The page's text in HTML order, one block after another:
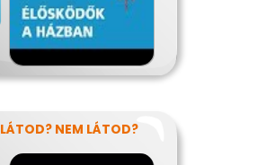
LÁTOD? NEM LÁTOD?